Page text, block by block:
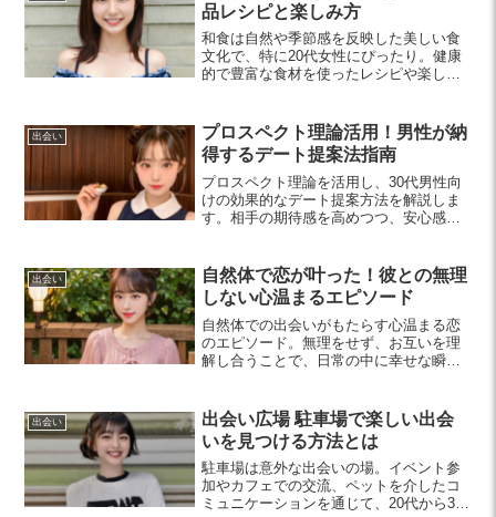
品レシピと楽しみ方
和食は自然や季節感を反映した美しい食
文化で、特に20代女性にぴったり。健康
的で豊富な食材を使ったレシピや楽しみ
出会い
プロスペクト理論活用！男性が納
得するデート提案法指南
プロスペクト理論を活用し、30代男性向
けの効果的なデート提案方法を解説しま
す。相手の期待感を高めつつ、安心感を
出会い
自然体で恋が叶った！彼との無理
しない心温まるエピソード
自然体での出会いがもたらす心温まる恋
のエピソード。無理をせず、お互いを理
解し合うことで、日常の中に幸せな瞬間
出会い
出会い広場 駐車場で楽しい出会
いを見つける方法とは
駐車場は意外な出会いの場。イベント参
加やカフェでの交流、ペットを介したコ
ミュニケーションを通じて、20代から30